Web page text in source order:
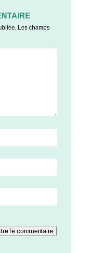
Les champs
le commentaire